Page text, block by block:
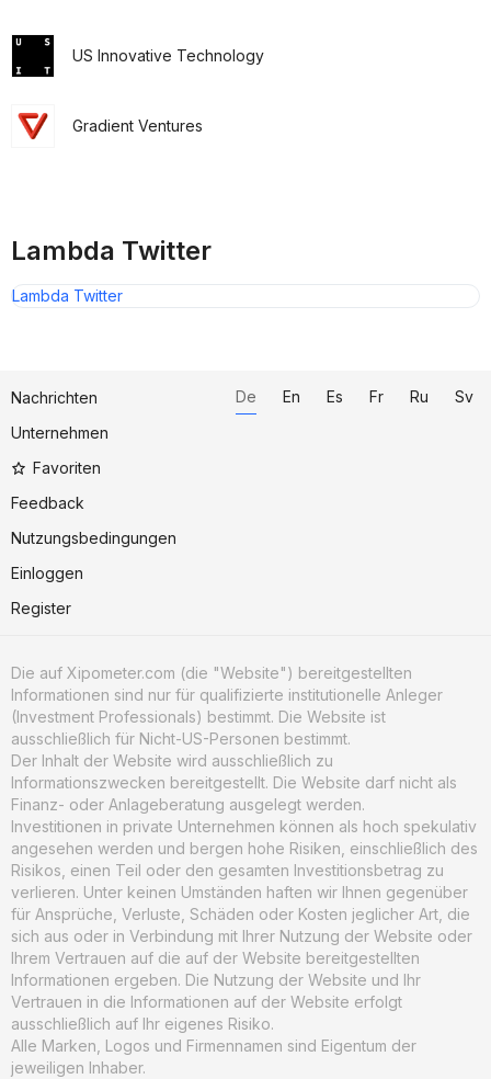
US Innovative Technology
Gradient Ventures
Lambda Twitter
Lambda Twitter
Nachrichten
Unternehmen
Favoriten
Feedback
Nutzungsbedingungen
Einloggen
Register
De En Es Fr Ru Sv
Die auf Xipometer.com (die "Website") bereitgestellten
Informationen sind nur für qualifizierte institutionelle Anleger
(Investment Professionals) bestimmt. Die Website ist
ausschließlich für Nicht-US-Personen bestimmt.
Der Inhalt der Website wird ausschließlich zu
Informationszwecken bereitgestellt. Die Website darf nicht als
Finanz- oder Anlageberatung ausgelegt werden.
Investitionen in private Unternehmen können als hoch spekulativ
angesehen werden und bergen hohe Risiken, einschließlich des
Risikos, einen Teil oder den gesamten Investitionsbetrag zu
verlieren. Unter keinen Umständen haften wir Ihnen gegenüber
für Ansprüche, Verluste, Schäden oder Kosten jeglicher Art, die
sich aus oder in Verbindung mit Ihrer Nutzung der Website oder
Ihrem Vertrauen auf die auf der Website bereitgestellten
Informationen ergeben. Die Nutzung der Website und Ihr
Vertrauen in die Informationen auf der Website erfolgt
ausschließlich auf Ihr eigenes Risiko.
Alle Marken, Logos und Firmennamen sind Eigentum der
jeweiligen Inhaber.